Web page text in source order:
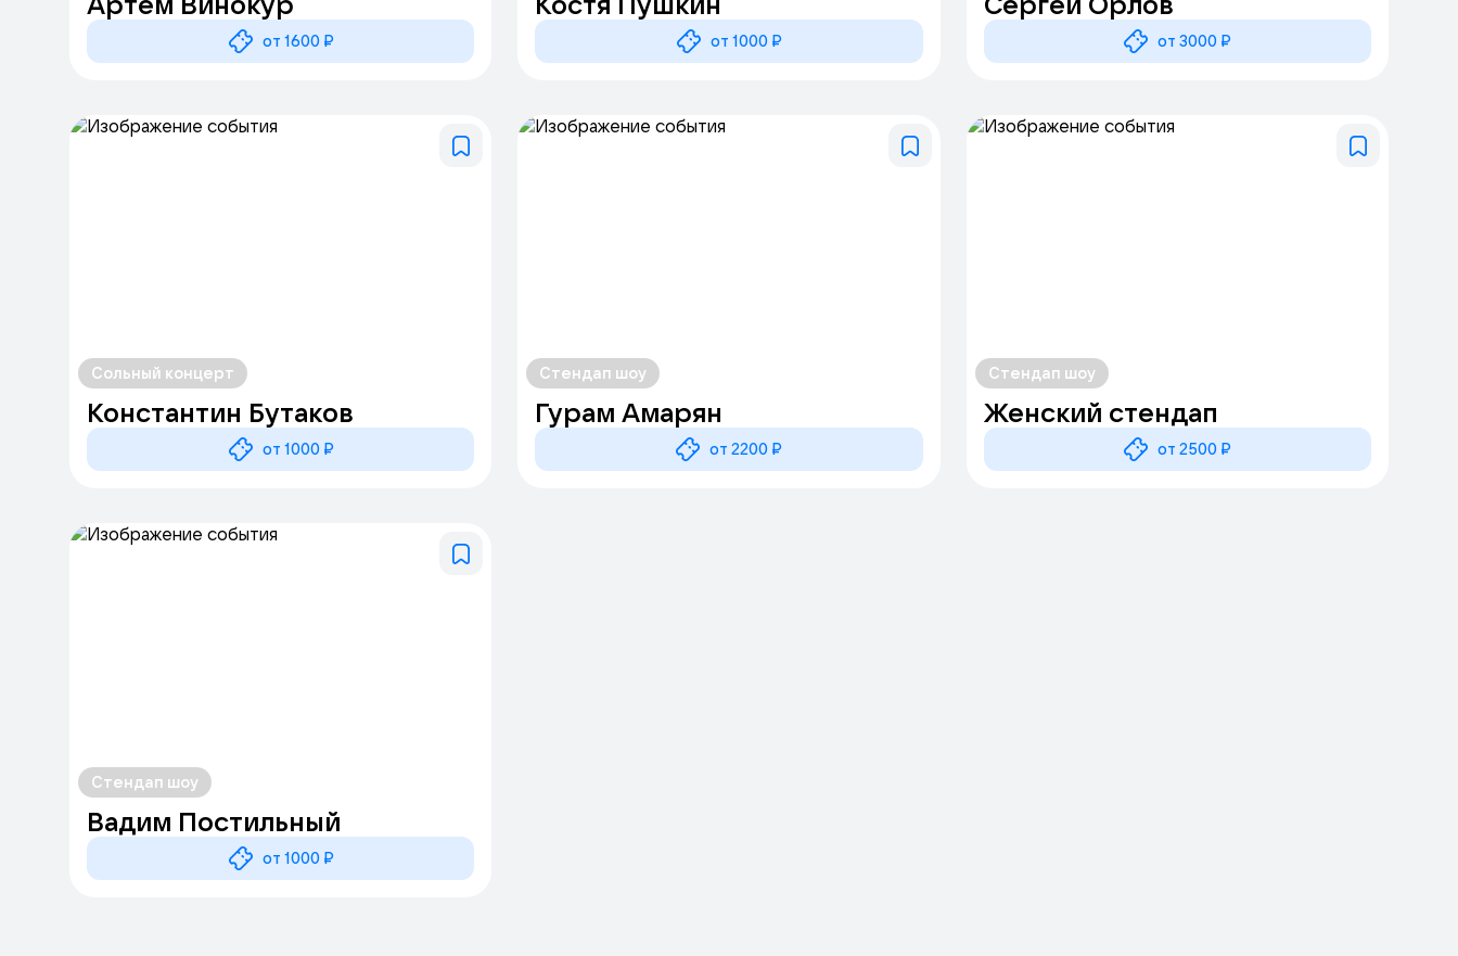
от 1600 ₽ от 1000 ₽ от 3000 ₽
Сольный концерт
Константин Бутаков
от 1000 ₽
Стендап шоу
Гурам Амарян
от 2200 ₽
Стендап шоу
Женский стендап
от 2500 ₽
Стендап шоу
Вадим Постильный
от 1000 ₽